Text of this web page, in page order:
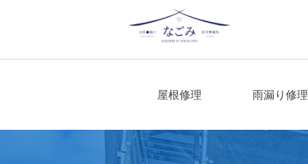
屋根修理 雨漏り修理